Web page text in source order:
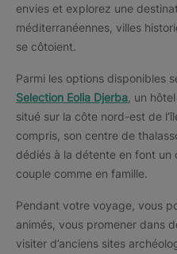
envies et explorez une
méditerranéennes, villes
se côtoient.
Parmi les options disponibles
Selection Eolia Djerba , un
situé sur la côte nord-est de
compris, son centre de
dédiés à la détente en font un
couple comme en famille.
Pendant votre voyage, vous
animés, vous promener dans
visiter d’anciens sites